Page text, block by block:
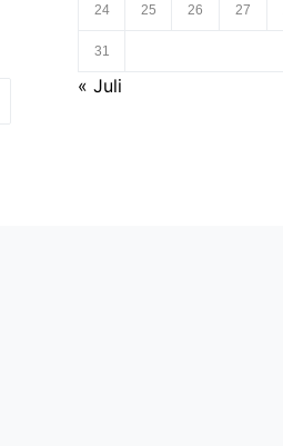
24 25 26 27
31
« Juli